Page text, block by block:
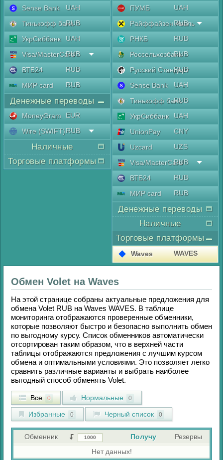
Sense Bank
UAH
Тинькофф банкRUB
УкрСиббанк
UAH
Visa/MasterCard
RUB
ВТБ24
RUB
МИР card
RUB
Денежные переводы
MoneyGram
EUR
Wire (SWIFT)RUB
Наличные
Торговые платформы
ПУМБ
UAH
Райффайзен Аваль
RUB
РНКБ
RUB
РоссельхозбанкRUB
Русский Стандарт
RUB
Sense Bank
UAH
Тинькофф банкRUB
УкрСиббанк
UAH
UnionPay
CNY
Uzcard
UZS
Visa/MasterCard
RUB
ВТБ24
RUB
МИР card
RUB
Денежные переводы
Наличные
Торговые платформы
Waves WAVES
Обмен Volet на Waves
На этой странице собраны актуальные предложения для
обмена Volet RUB на Waves WAVES. В таблице
мониторинга отображаются проверенные обменники,
которые позволяют быстро и безопасно выполнить обмен
по выгодному курсу. Список обменников автоматически
отсортирован таким образом, что в верхней части
таблицы отображаются предложения с лучшим курсом
обмена и оптимальными условиями. Это позволяет легко
сравнить различные варианты и выбрать наиболее
выгодный способ обменять Volet.
Все 0 Нормальные 0
Избранные 0 Черный список 0
Обменник Получу
Резервы
Нет данных!